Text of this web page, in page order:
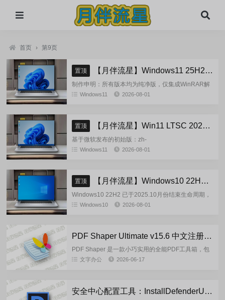
首页 › 第9页
置顶 【月伴流星】Windows11 25H2 完整+适量精简多合一安装版2026.08
制作申明：所有版本均为纯净版，仅集成WinRAR解
压缩和VBCRedist_x86_x64和系统必须的软件和运
Windows11 2026-08-01
置顶 【月伴流星】Win11 LTSC 2024 完整+适量精简多合一安装版2026.08
基于微软发布的初始版：zh-
Windows11 2026-08-01
置顶 【月伴流星】Windows10 22H2 完整+适量精简多合一安装版2026.08
Windows10 22H2 已于2025.10月份结束生命周期，
官方已经停止技术支持，考虑到22H2尚有大量用
Windows10 2026-08-01
PDF Shaper Ultimate v15.6 中文注册单文件版
PDF Shaper 是一款小巧实用的全能PDF工具箱，包
含了多个实用的PDF功能,可以轻松的把PDF转成
文字办公 2026-06-17
安全中心配置工具：InstallDefenderUI-v2.10 多语言版